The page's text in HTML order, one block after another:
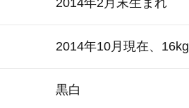
2014年2月末生まれ
2014年10月現在、16kg
黒白